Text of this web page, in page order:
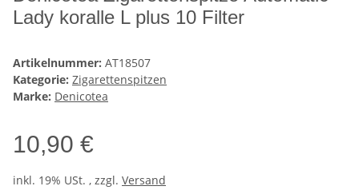
Lady koralle L plus 10 Filter
Artikelnummer: AT18507
Kategorie: Zigarettenspitzen
Marke: Denicotea
10,90 €
inkl. 19% USt. , zzgl. Versand